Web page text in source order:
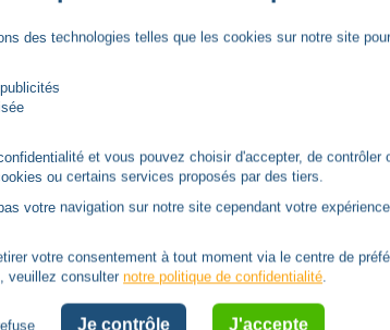
des technologies telles que les cookies sur notre site
et vous pouvez choisir d'accepter, de contrôler
ou certains services proposés par des tiers.
votre navigation sur notre site cependant votre
votre consentement à tout moment via le centre de
veuillez consulternotre politique de confidentialité.
Je contrôle J'accepte